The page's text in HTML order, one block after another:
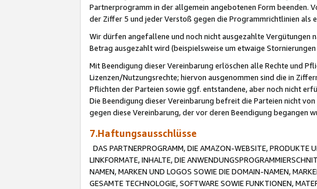
Partnerprogramm in der allgemein angebotenen Form beenden.
der Ziffer 5 und jeder Verstoß gegen die Programmrichtlinien als
Wir dürfen angefallene und noch nicht ausgezahlte Vergütungen
Betrag ausgezahlt wird (beispielsweise um etwaige
Mit Beendigung dieser Vereinbarung erlöschen alle Rechte und
Lizenzen/Nutzungsrechte; hiervon ausgenommen sind die in
Pflichten der Parteien sowie ggf. entstandene, aber noch nicht
Die Beendigung dieser Vereinbarung befreit die Parteien nicht
gegen diese Vereinbarung, der vor deren Beendigung begangen
7.Haftungsausschlüsse
DAS PARTNERPROGRAMM, DIE AMAZON-WEBSITE, PRODUKTE
LINKFORMATE, INHALTE, DIE
NAMEN, MARKEN UND LOGOS SOWIE DIE DOMAIN-NAMEN,
GESAMTE TECHNOLOGIE, SOFTWARE SOWIE FUNKTIONEN,